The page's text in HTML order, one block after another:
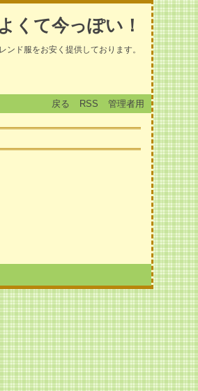
くて今っぽい！
ンド服をお安く提供しております。
戻る RSS 管理者用